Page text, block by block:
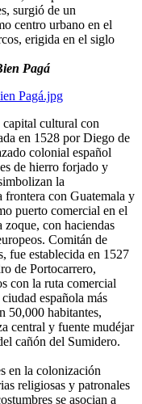
surgió de un
centro urbano en el
erigida en el siglo
Pagá
capital cultural con
en 1528 por Diego de
colonial español
de hierro forjado y
la
frontera con Guatemala y
puerto comercial en el
con haciendas
Comitán de
fue establecida en 1527
de Portocarrero,
con la ruta comercial
española más
50,000 habitantes,
central y fuente mudéjar
cañón del Sumidero.
en la colonización
religiosas y patronales
se asocian a